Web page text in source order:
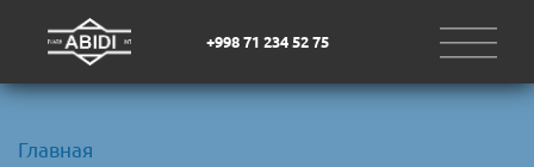
+998 71 234 52 75
Главная